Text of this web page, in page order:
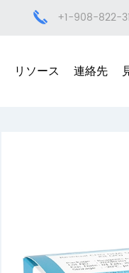
+1-908-822-
リソース 連絡先